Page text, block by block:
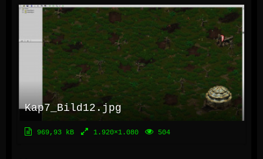
Kap7_Bild12.jpg
969,93 kB 1.920×1.080 504